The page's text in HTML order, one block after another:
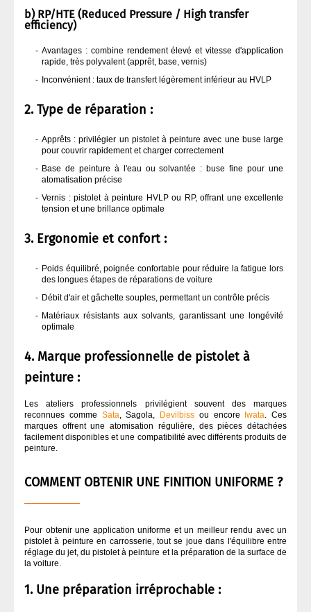
b) RP/HTE (Reduced Pressure / High transfer
efficiency)
Avantages : combine rendement élevé et vitesse d'application
rapide, très polyvalent (apprêt, base, vernis)
Inconvénient : taux de transfert légèrement inférieur au HVLP
2. Type de réparation :
Apprêts : privilégier un pistolet à peinture avec une buse large
pour couvrir rapidement et charger correctement
Base de peinture à l'eau ou solvantée : buse fine pour une
atomatisation précise
Vernis : pistolet à peinture HVLP ou RP, offrant une excellente
tension et une brillance optimale
3. Ergonomie et confort :
Poids équilibré, poignée confortable pour réduire la fatigue lors
des longues étapes de réparations de voiture
Débit d'air et gâchette souples, permettant un contrôle précis
Matériaux résistants aux solvants, garantissant une longévité
optimale
4. Marque professionnelle de pistolet à
peinture :
Les ateliers professionnels privilégient souvent des marques
reconnues comme Sata, Sagola, Devilbiss ou encore Iwata. Ces
marques offrent une atomisation régulière, des pièces détachées
facilement disponibles et une compatibilité avec différents produits de
peinture.
COMMENT OBTENIR UNE FINITION UNIFORME ?
Pour obtenir une application uniforme et un meilleur rendu avec un
pistolet à peinture en carrosserie, tout se joue dans l'équilibre entre
réglage du jet, du pistolet à peinture et la préparation de la surface de
la voiture.
1. Une préparation irréprochable :